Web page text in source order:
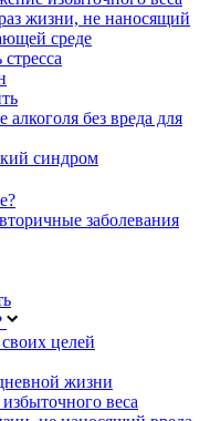
жизни, не наносящий
среде
алкоголя без вреда для
синдром
заболевания
целей
жизни
веса